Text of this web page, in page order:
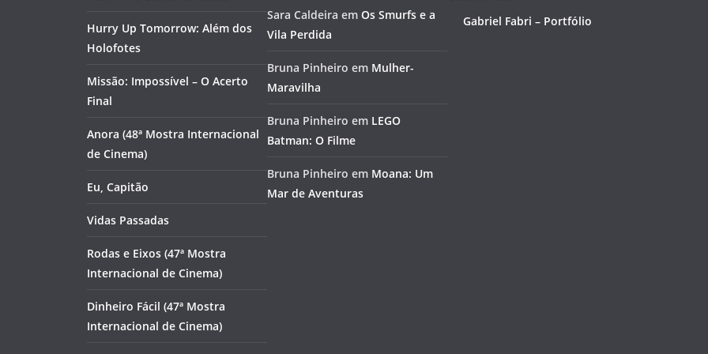
Hurry Up Tomorrow: Além dos
Holofotes
Missão: Impossível – O Acerto
Final
Anora (48ª Mostra Internacional
de Cinema)
Eu, Capitão
Vidas Passadas
Rodas e Eixos (47ª Mostra
Internacional de Cinema)
Dinheiro Fácil (47ª Mostra
Internacional de Cinema)
Sara Caldeira em Os Smurfs e a
Vila Perdida
Bruna Pinheiro em Mulher-
Maravilha
Bruna Pinheiro em LEGO
Batman: O Filme
Bruna Pinheiro em Moana: Um
Mar de Aventuras
Gabriel Fabri – Portfólio